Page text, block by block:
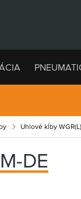
Uhlové kĺby
DE